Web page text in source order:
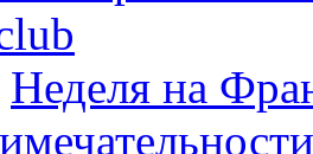
Неделя на